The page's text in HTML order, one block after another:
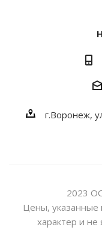
г.Воронеж,
2023
Цены, указанные
характер и не